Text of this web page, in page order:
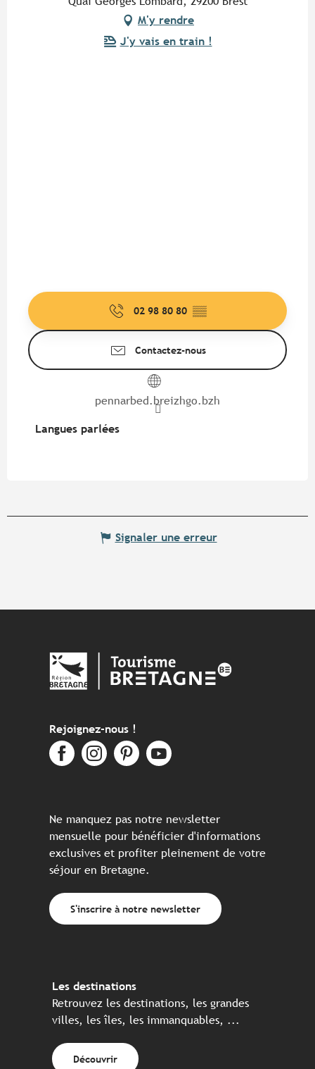
M'y rendre
J'y vais en train !
02 98 80 80 ▒▒
Contactez-nous
pennarbed.breizhgo.bzh
Langues parlées
Langues parlées
Signaler une erreur
Rejoignez-nous !
Ne manquez pas notre newsletter
mensuelle pour bénéficier d'informations
exclusives et profiter pleinement de votre
séjour en Bretagne.
S'inscrire à notre newsletter
Les destinations
Retrouvez les destinations, les grandes
villes, les îles, les immanquables, ...
Découvrir